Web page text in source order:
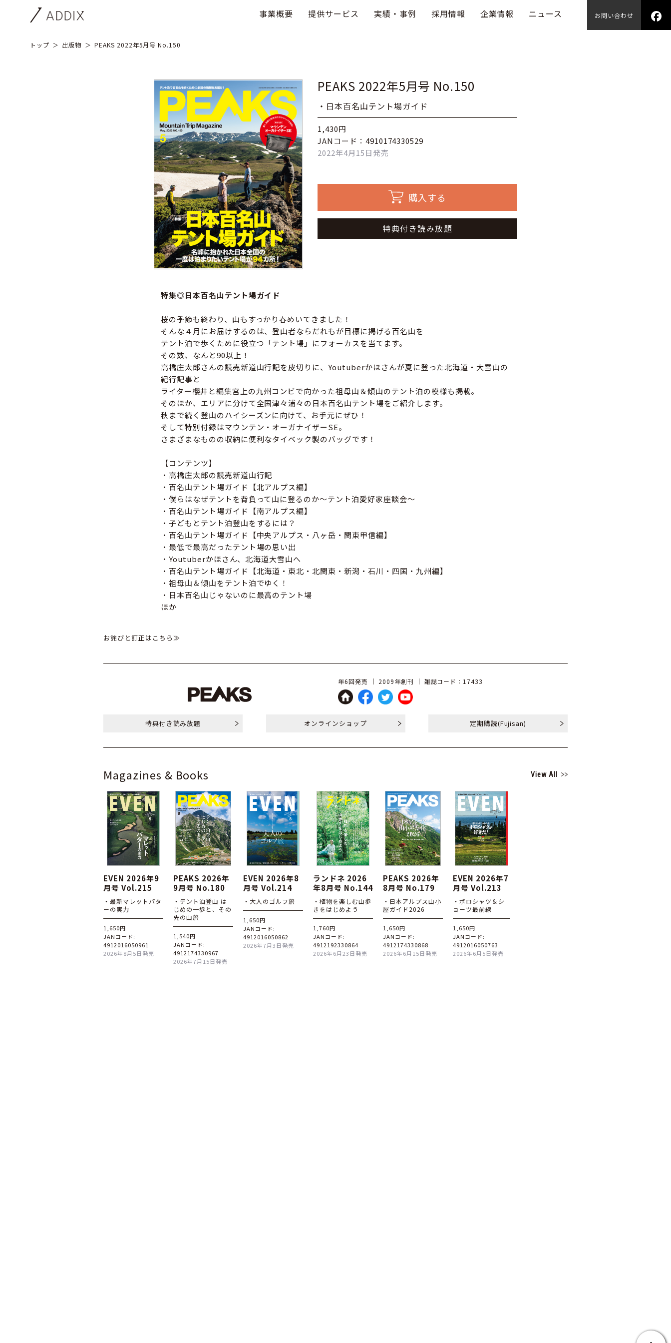
事業概要 提供サービス 実績・事例 採用情報 企業情報 ニュース お問い合わせ
トップ 出版物 PEAKS 2022年5月号 No.150
PEAKS 2022年5月号 No.150
・日本百名山テント場ガイド
1,430円
JANコード：4910174330529
2022年4月15日発売
購入する
特典付き読み放題
特集◎日本百名山テント場ガイド
桜の季節も終わり、山もすっかり春めいてきました！
そんな４月にお届けするのは、登山者ならだれもが目標に掲げる百名山を
テント泊で歩くために役立つ「テント場」にフォーカスを当てます。
その数、なんと90以上！
高橋庄太郎さんの読売新道山行記を皮切りに、Youtuberかほさんが夏に登った北海道・大雪山の
紀行記事と
ライター櫻井と編集宮上の九州コンビで向かった祖母山＆傾山のテント泊の模様も掲載。
そのほか、エリアに分けて全国津々浦々の日本百名山テント場をご紹介します。
秋まで続く登山のハイシーズンに向けて、お手元にぜひ！
そして特別付録はマウンテン・オーガナイザーSE。
さまざまなものの収納に便利なタイベック製のバッグです！
【コンテンツ】
・高橋庄太郎の読売新道山行記
・百名山テント場ガイド【北アルプス編】
・僕らはなぜテントを背負って山に登るのか～テント泊愛好家座談会～
・百名山テント場ガイド【南アルプス編】
・子どもとテント泊登山をするには？
・百名山テント場ガイド【中央アルプス・八ヶ岳・関東甲信編】
・最低で最高だったテント場の思い出
・Youtuberかほさん、北海道大雪山へ
・百名山テント場ガイド【北海道・東北・北関東・新潟・石川・四国・九州編】
・祖母山＆傾山をテント泊でゆく！
・日本百名山じゃないのに最高のテント場
ほか
お詫びと訂正はこちら≫
年6回発売 2009年創刊 雑誌コード：17433
特典付き読み放題 オンラインショップ 定期購読(Fujisan)
Magazines & Books View All
EVEN 2026年9
月号 Vol.215
・最新マレットパタ
ーの実力
1,650円
JANコード:
4912016050961
2026年8月5日発売
PEAKS 2026年
9月号 No.180
・テント泊登山 は
じめの一歩と、その
先の山旅
1,540円
JANコード:
4912174330967
2026年7月15日発売
EVEN 2026年8
月号 Vol.214
・大人のゴルフ旅
1,650円
JANコード:
4912016050862
2026年7月3日発売
ランドネ 2026
年8月号 No.144
・植物を楽しむ山歩
きをはじめよう
1,760円
JANコード:
4912192330864
2026年6月23日発売
PEAKS 2026年
8月号 No.179
・日本アルプス山小
屋ガイド2026
1,650円
JANコード:
4912174330868
2026年6月15日発売
EVEN 2026年7
月号 Vol.213
・ポロシャツ＆シ
ョーツ最前線
1,650円
JANコード:
4912016050763
2026年6月5日発売